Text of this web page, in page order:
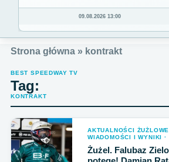
09.08.2026 13:00
Strona główna » kontrakt
BEST SPEEDWAY TV
Tag:
KONTRAKT
AKTUALNOŚCI
WIADOMOŚCI I WYNIKI
Żużel. Falubaz